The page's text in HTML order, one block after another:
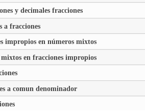
y decimales fracciones
a fracciones
impropios en números mixtos
en fracciones impropios
a comun denominador